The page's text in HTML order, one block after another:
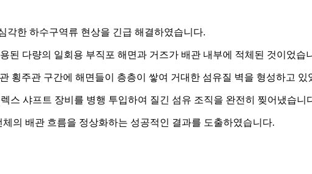
각한 하수구역류 현상을 긴급 해결하였습니다.
된 다량의 일회용 부직포 해면과 거즈가 배관 내부에 적체된 것이었습
횡주관 구간에 해면들이 층층이 쌓여 거대한 섬유질 벽을 형성하고 있
스 샤프트 장비를 병행 투입하여 질긴 섬유 조직을 완전히 찢어냈습니
의 배관 흐름을 정상화하는 성공적인 결과를 도출하였습니다.